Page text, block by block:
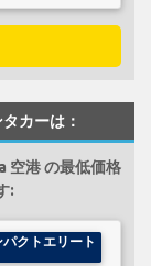
カーは：
空港 の最低価格
:
パクトエリート